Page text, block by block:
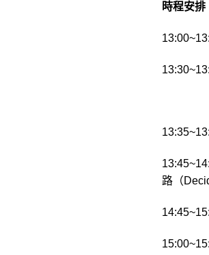
時程安排
瑞光
路（